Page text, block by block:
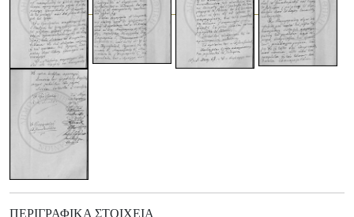
ΠΕΡΙΓΡΑΦΙΚΆ ΣΤΟΙΧΕΊΑ